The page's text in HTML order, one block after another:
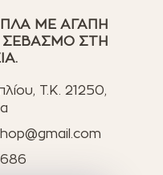
ΜΕ ΑΓΑΠΗ
ΣΕΒΑΣΜΟ ΣΤΗ
T.K. 21250,